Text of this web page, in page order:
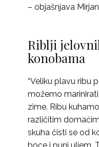
– objašnjava
Riblji
konobama
“Veliku plavu ribu
možemo
zime. Ribu
različitim
skuha čisti se od